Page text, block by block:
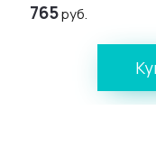
765руб.